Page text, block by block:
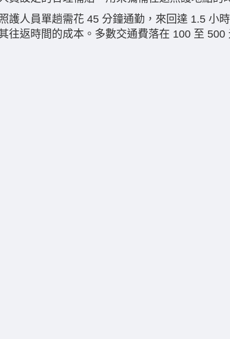
護人員單趟需花 45 分鐘通勤，來回達 1.5 小
往返時間的成本。多數交通費落在 100 至